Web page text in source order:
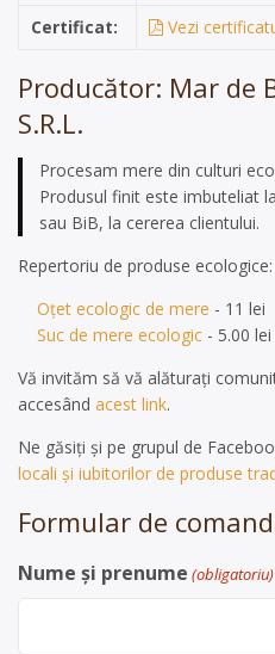
Certificat: Vezi
Producător: Mar de
S.R.L.
Procesam mere din culturi
Produsul finit este imbuteliat
sau BiB, la cererea clientului.
Repertoriu de produse ecologice:
Oțet ecologic de mere - 11 lei
Suc de mere ecologic - 5.00 lei
Vă invităm să vă alăturați
accesând acest link.
Ne găsiți și pe grupul de
locali și iubitorilor de produse
Formular de
Nume și prenume (obligatoriu)